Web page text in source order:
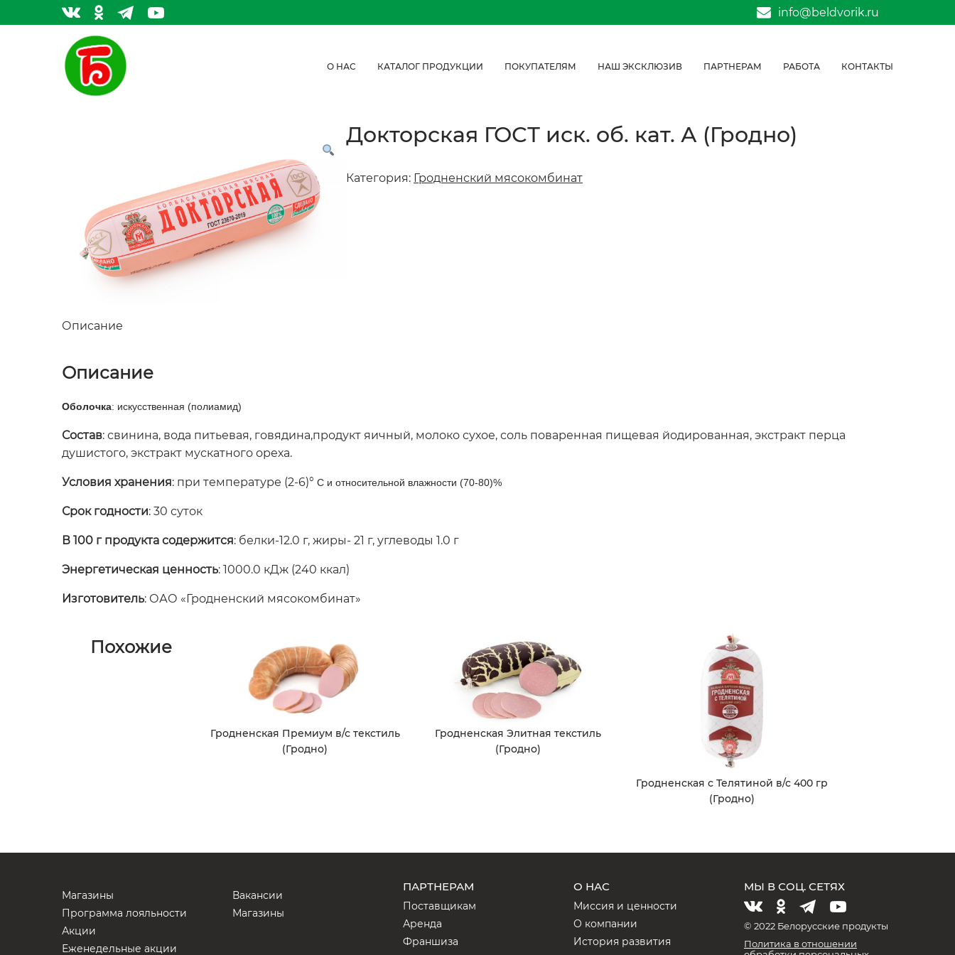
info@beldvorik.ru
О НАС КАТАЛОГ ПРОДУКЦИИ ПОКУПАТЕЛЯМ НАШ ЭКСКЛЮЗИВ ПАРТНЕРАМ РАБОТА КОНТАКТЫ
Докторская ГОСТ иск. об. кат. А (Гродно)
Категория: Гродненский мясокомбинат
Описание
Описание
Оболочка: искусственная (полиамид)
Состав: свинина, вода питьевая, говядина,продукт яичный, молоко сухое, соль поваренная пищевая йодированная, экстракт перца
душистого, экстракт мускатного ореха.
Условия хранения: при температуре (2-6)° C и относительной влажности (70-80)%
Срок годности: 30 суток
В 100 г продукта содержится: белки-12.0 г, жиры- 21 г, углеводы 1.0 г
Энергетическая ценность: 1000.0 кДж (240 ккал)
Изготовитель: ОАО «Гродненский мясокомбинат»
Похожие
Гродненская Премиум в/с текстиль
(Гродно)
Гродненская Элитная текстиль
(Гродно)
Гродненская с Телятиной в/с 400 гр
(Гродно)
Магазины
Программа лояльности
Акции
Еженедельные акции
Вакансии
Магазины
ПАРТНЕРАМ
Поставщикам
Аренда
Франшиза
О НАС
Миссия и ценности
О компании
История развития
МЫ В СОЦ. СЕТЯХ
© 2022 Белорусские продукты
Политика в отношении